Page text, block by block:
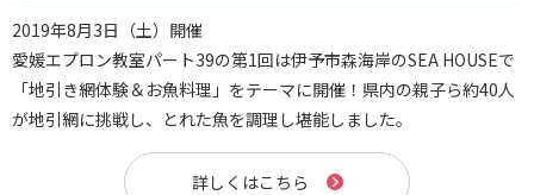
2019年8月3日（土）開催
愛媛エプロン教室パート39の第1回は伊予市森海岸のSEA HOUSEで
「地引き網体験＆お魚料理」をテーマに開催！県内の親子ら約40人
が地引網に挑戦し、とれた魚を調理し堪能しました。
詳しくはこちら